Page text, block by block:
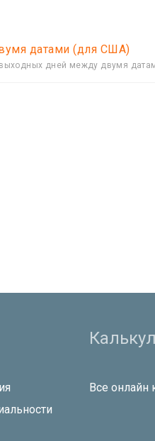
датами (для США)
выходных дней между двумя
Все онлайн